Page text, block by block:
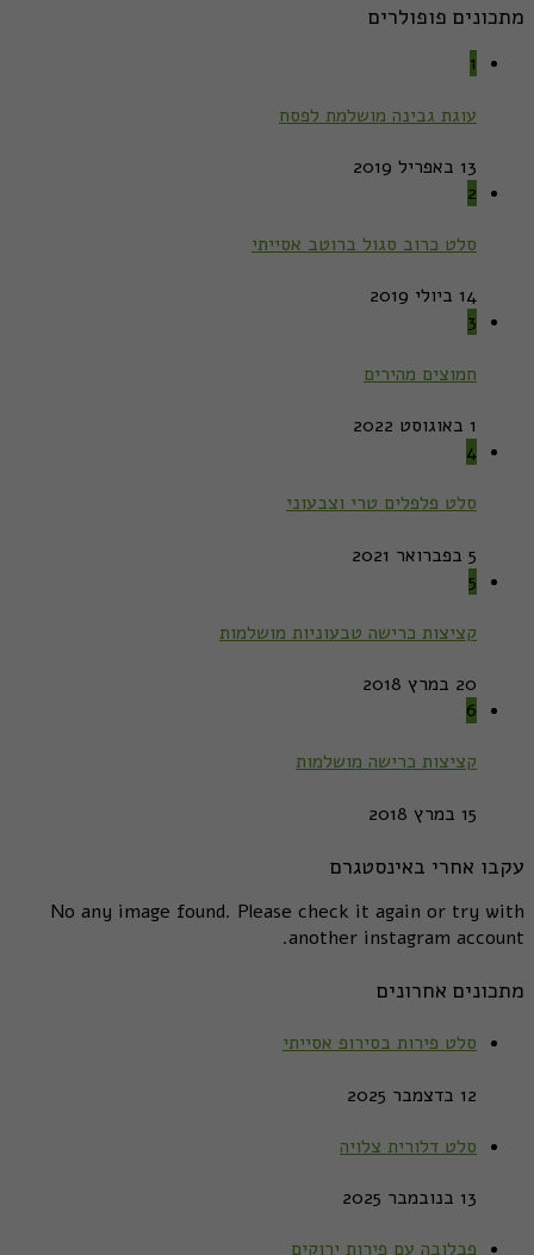
מתכונים פופולרים
1
עוגת גבינה מושלמת לפסח
13 באפריל 2019
2
סלט כרוב סגול ברוטב אסייתי
14 ביולי 2019
3
חמוצים מהירים
1 באוגוסט 2022
4
סלט פלפלים טרי וצבעוני
5 בפברואר 2021
5
קציצות כרישה טבעוניות מושלמות
20 במרץ 2018
6
קציצות כרישה מושלמות
15 במרץ 2018
עקבו אחרי באינסטגרם
No any image found. Please check it again or try with
another instagram account.
מתכונים אחרונים
סלט פירות בסירופ אסייתי
12 בדצמבר 2025
סלט דלורית צלויה
13 בנובמבר 2025
פבלובה עם פירות ירוקים